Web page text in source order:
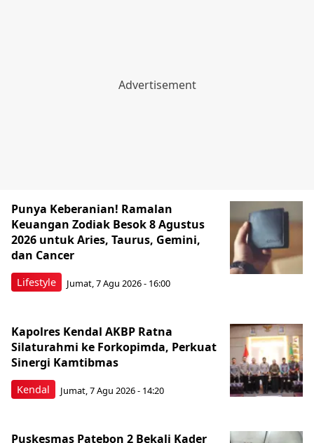
Lifestyle
Punya Keberanian! Ramalan
Keuangan Zodiak Besok 8 Agustus
2026 untuk Aries, Taurus, Gemini,
dan Cancer
Jumat, 7 Agu 2026 - 16:00
Kendal
Kapolres Kendal AKBP Ratna
Silaturahmi ke Forkopimda, Perkuat
Sinergi Kamtibmas
Jumat, 7 Agu 2026 - 14:20
Puskesmas Patebon 2 Bekali Kader